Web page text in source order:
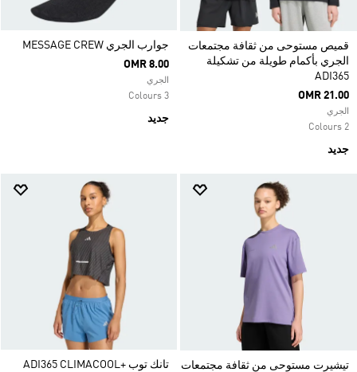
قميص مستوحى من ثقافة مجتمعات
الجري بأكمام طويلة من تشكيلة
ADI365
OMR 21.00
الجري
2 Colours
جديد
جوارب الجري MESSAGE CREW
OMR 8.00
الجري
3 Colours
جديد
تيشيرت مستوحى من ثقافة مجتمعات
تانك توب ADI365 CLIMACOOL+